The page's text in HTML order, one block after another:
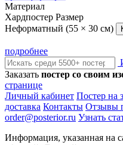
Материал
Хардпостер Размер
Неформатный (55 × 30 см)
подробнее
Заказать постер со своим
странице
Личный кабинет Постер на
доставка Контакты Отзывы
order@posterior.ru Узнать
Информация, указанная на